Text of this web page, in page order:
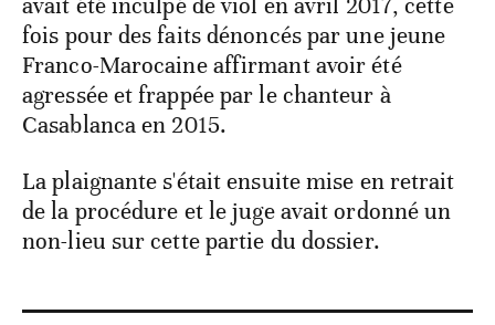
fois pour des faits dénoncés par une jeune
Franco-Marocaine affirmant avoir été
agressée et frappée par le chanteur à
Casablanca en 2015.
La plaignante s'était ensuite mise en retrait
de la procédure et le juge avait ordonné un
non-lieu sur cette partie du dossier.